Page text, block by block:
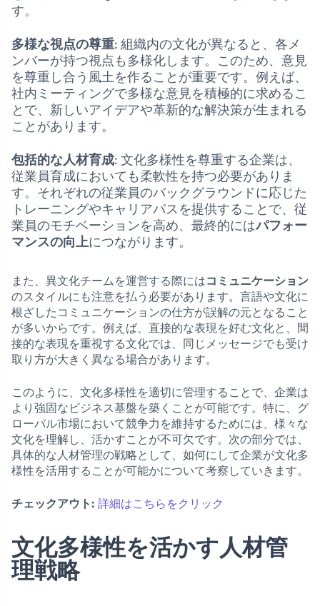
す。
多様な視点の尊重: 組織内の文化が異なると、各メ
ンバーが持つ視点も多様化します。このため、意見
を尊重し合う風土を作ることが重要です。例えば、
社内ミーティングで多様な意見を積極的に求めるこ
とで、新しいアイデアや革新的な解決策が生まれる
ことがあります。
包括的な人材育成: 文化多様性を尊重する企業は、
従業員育成においても柔軟性を持つ必要がありま
す。それぞれの従業員のバックグラウンドに応じた
トレーニングやキャリアパスを提供することで、従
業員のモチベーションを高め、最終的にはパフォー
マンスの向上につながります。
また、異文化チームを運営する際にはコミュニケーション
のスタイルにも注意を払う必要があります。言語や文化に
根ざしたコミュニケーションの仕方が誤解の元となること
が多いからです。例えば、直接的な表現を好む文化と、間
接的な表現を重視する文化では、同じメッセージでも受け
取り方が大きく異なる場合があります。
このように、文化多様性を適切に管理することで、企業は
より強固なビジネス基盤を築くことが可能です。特に、グ
ローバル市場において競争力を維持するためには、様々な
文化を理解し、活かすことが不可欠です。次の部分では、
具体的な人材管理の戦略として、如何にして企業が文化多
様性を活用することが可能かについて考察していきます。
チェックアウト: 詳細はこちらをクリック
文化多様性を活かす人材管
理戦略